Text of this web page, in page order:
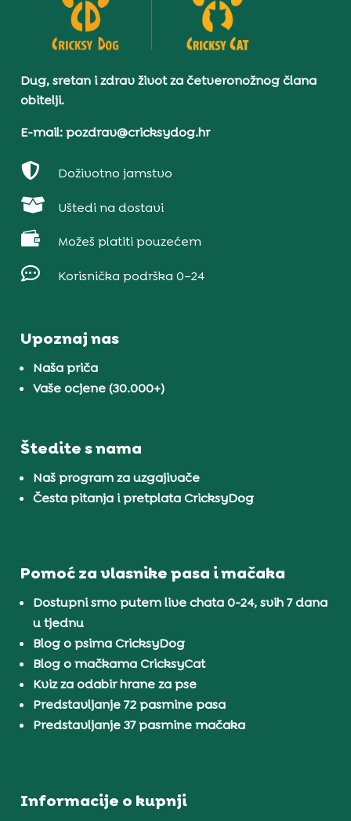
Dug, sretan i zdrav život za četveronožnog člana
obitelji.
E-mail: pozdrav@cricksydog.hr
 Doživotno jamstvo
 Uštedi na dostavi
 Možeš platiti pouzećem
 Korisnička podrška 0–24
Upoznaj nas
Naša priča
Vaše ocjene (30.000+)
Štedite s nama
Naš program za uzgajivače
Česta pitanja i pretplata CricksyDog
Pomoć za vlasnike pasa i mačaka
Dostupni smo putem live chata 0-24, svih 7 dana
u tjednu
Blog o psima CricksyDog
Blog o mačkama CricksyCat
Kviz za odabir hrane za pse
Predstavljanje 72 pasmine pasa
Predstavljanje 37 pasmine mačaka
Informacije o kupnji